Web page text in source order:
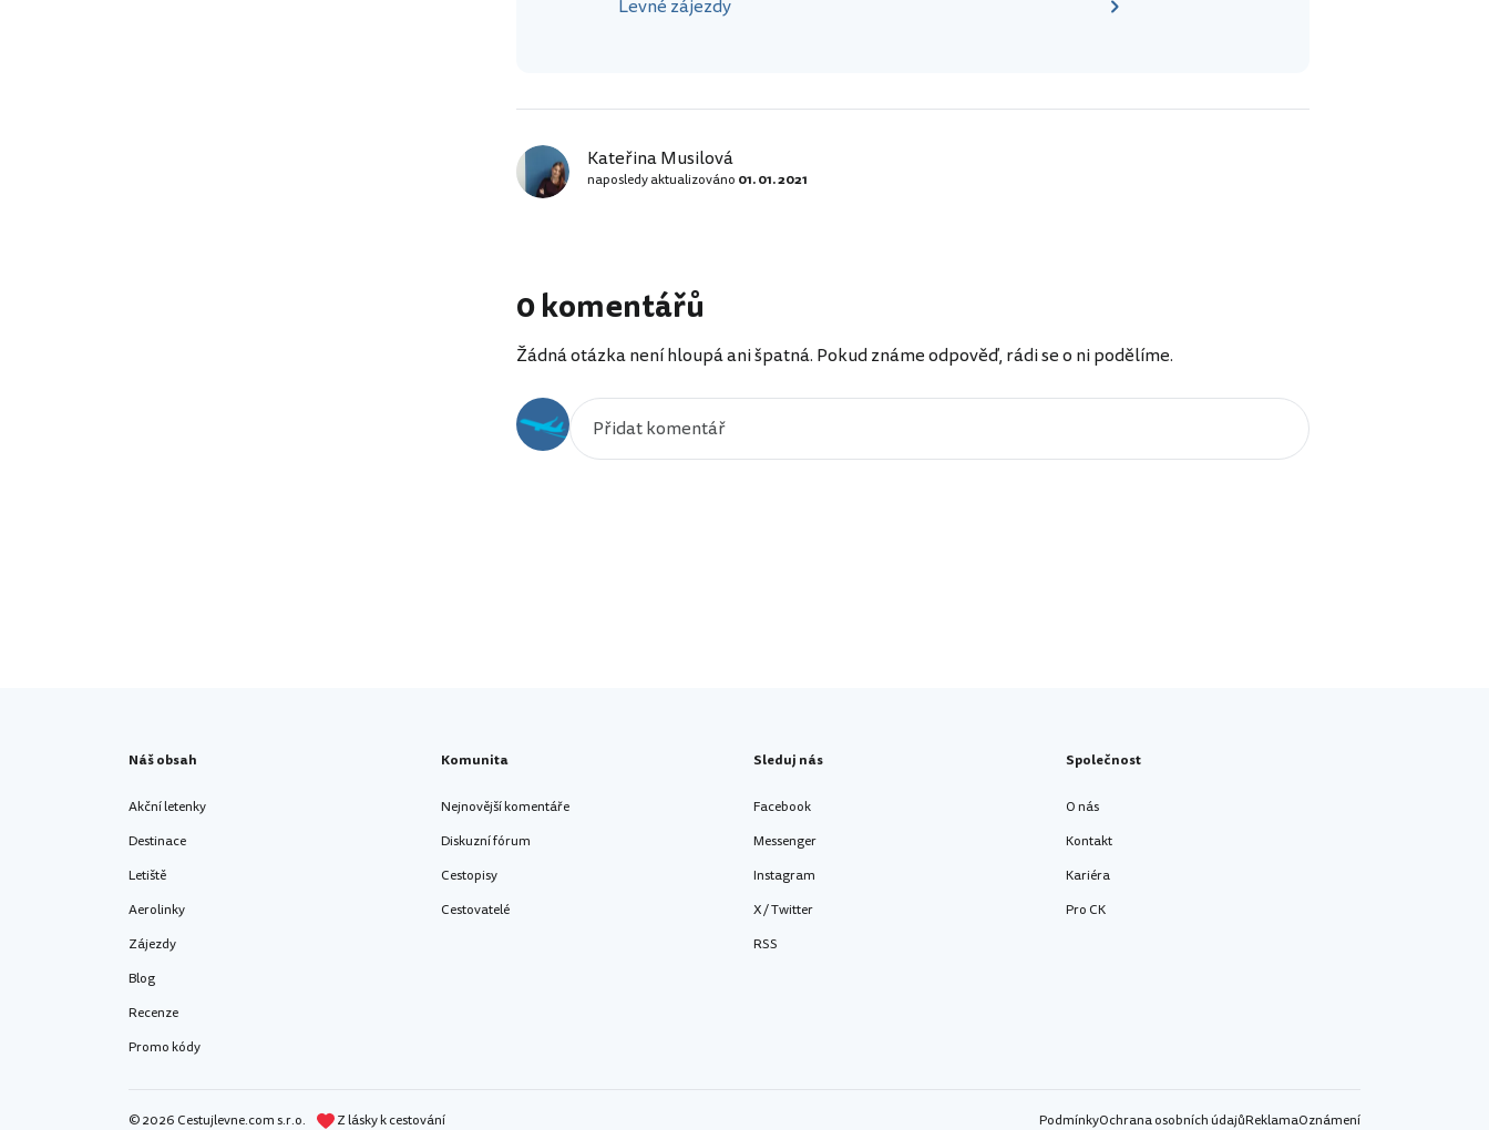
Levné zájezdy
Kateřina Musilová
naposledy aktualizováno 01. 01. 2021
0 komentářů
Žádná otázka není hloupá ani špatná. Pokud známe odpověď, rádi se o ni podělíme.
Náš obsah
Akční letenky
Destinace
Letiště
Aerolinky
Zájezdy
Blog
Recenze
Promo kódy
Komunita
Nejnovější komentáře
Diskuzní fórum
Cestopisy
Cestovatelé
Sleduj nás
Facebook
Messenger
Instagram
X / Twitter
RSS
Společnost
O nás
Kontakt
Kariéra
Pro CK
© 2026 Cestujlevne.com s.r.o. Z lásky k cestování PodmínkyOchrana osobních údajůReklamaOznámení